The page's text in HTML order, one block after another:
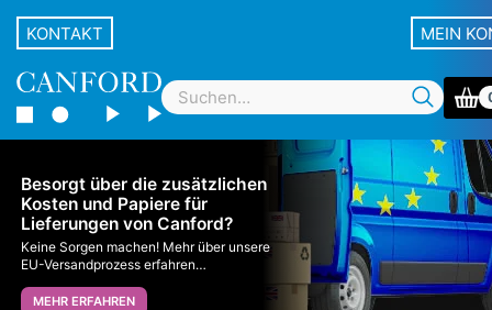
KONTAKT MEIN
Besorgt über die zusätzlichen
Kosten und Papiere für
Lieferungen von Canford?
Keine Sorgen machen! Mehr über unsere
EU-Versandprozess erfahren…
MEHR ERFAHREN